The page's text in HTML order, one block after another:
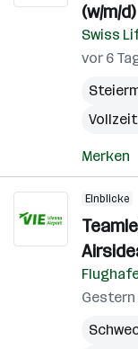
(w/m/d)
Swiss
vor 6
Merken
Einblicke